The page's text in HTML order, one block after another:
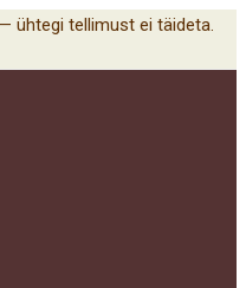
ühtegi tellimust ei täideta.